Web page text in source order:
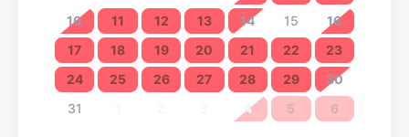
10
11 12 13 14 15
16
17
18 19 20 21 22
23
24
25 26 27 28 29
30
31
4 5 6